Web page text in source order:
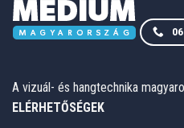
A vizuál- és hangtechnika
ELÉRHETŐSÉGEK